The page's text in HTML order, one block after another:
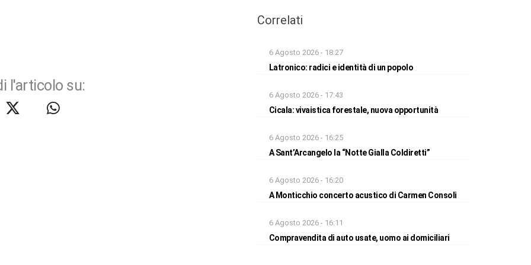
l'articolo su:
Correlati
6 Agosto 2026 - 18:27
Latronico: radici e identità di un popolo
6 Agosto 2026 - 17:43
Cicala: vivaistica forestale, nuova opportunità
6 Agosto 2026 - 16:25
A Sant’Arcangelo la “Notte Gialla Coldiretti”
6 Agosto 2026 - 16:20
A Monticchio concerto acustico di Carmen Consoli
6 Agosto 2026 - 16:11
Compravendita di auto usate, uomo ai domiciliari